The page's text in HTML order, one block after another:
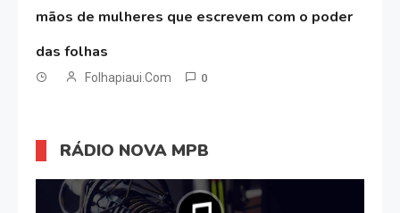
mãos de mulheres que escrevem com o poder
das folhas
Folhapiaui.com 0
RÁDIO NOVA MPB